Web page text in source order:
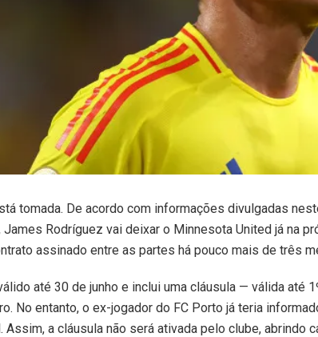
tomada. De acordo com informações divulgadas
James Rodríguez vai deixar o Minnesota United já na
assinado entre as partes há pouco mais de três
até 30 de junho e inclui uma cláusula — válida até
No entanto, o ex-jogador do FC Porto já teria
Assim, a cláusula não será ativada pelo clube, abrindo